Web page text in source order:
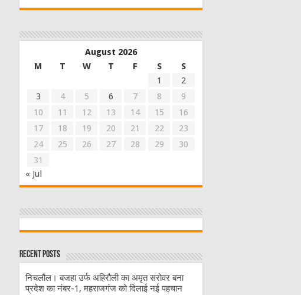
August 2026
M
T W T F S
S
1
2
3
4 5 6 7 8
9
10
11 12 13 14 15
16
17
18 19 20 21 22
23
24
25 26 27 28 29
30
31
« Jul
Recent Posts
निचलौल। बजहा उर्फ अहिरौली का अमृत सरोवर बना
प्रदेश का नंबर-1, महराजगंज को दिलाई नई पहचान